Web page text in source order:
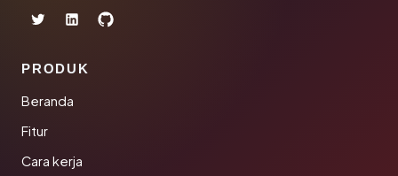
PRODUK
Beranda
Fitur
Cara kerja